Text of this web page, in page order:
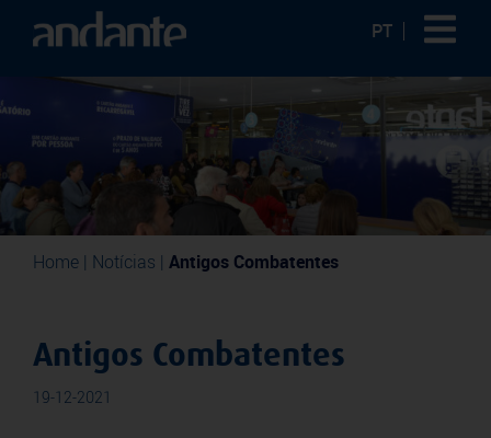
PT
Home | Notícias | Antigos Combatentes
Antigos Combatentes
19-12-2021